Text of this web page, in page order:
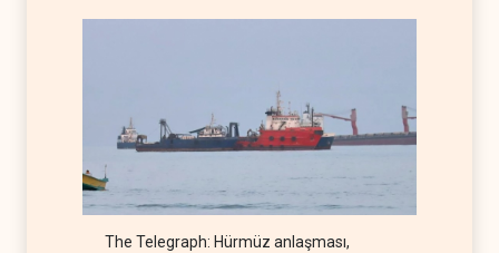
The Telegraph: Hürmüz anlaşması,